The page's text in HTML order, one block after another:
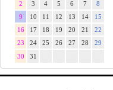
2 3 4 5 6 7
8
9
10 11 12 13 14
15
16
17 18 19 20 21
22
23
24 25 26 27 28 29
30 31